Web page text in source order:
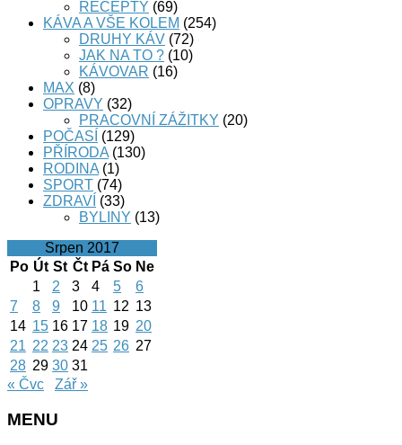
RECEPTY (69)
KÁVA A VŠE KOLEM (254)
DRUHY KÁV (72)
JAK NA TO ? (10)
KÁVOVAR (16)
MAX (8)
OPRAVY (32)
PRACOVNÍ ZÁŽITKY (20)
POČASÍ (129)
PŘÍRODA (130)
RODINA (1)
SPORT (74)
ZDRAVÍ (33)
BYLINY (13)
Srpen 2017
Po Út St Čt Pá So Ne
1
2 3 4 5
6
7
8 9 10 11 12 13
14 15 16 17 18 19 20
21 22 23 24 25 26 27
28 29 30 31
« Čvc
Zář »
MENU